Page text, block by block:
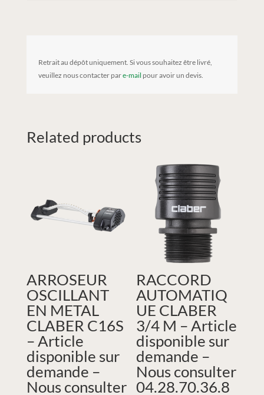
Retrait au dépôt uniquement. Si vous souhaitez être livré,
veuillez nous contacter pare-mail pour avoir un devis.
Related products
ARROSEUR
OSCILLANT
EN METAL
CLABER C16S
– Article
disponible sur
demande –
Nous consulter
RACCORD
AUTOMATIQ
UE CLABER
3/4 M – Article
disponible sur
demande –
Nous consulter
04.28.70.36.8